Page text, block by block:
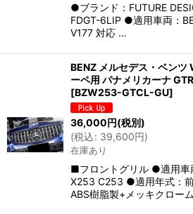
●ブランド：FUTURE
FDGT-6LIP ●適用車両：
V177 対応 …
BENZ メルセデス・ベン
ーペ用 パナメリカーナ
[BZW253-GTCL-GU]
36,000円(税別)
(税込: 39,600円)
在庫あり
■フロントグリル ●適用車
X253 C253 ●適用年式：
ABS樹脂製+メッキクロー